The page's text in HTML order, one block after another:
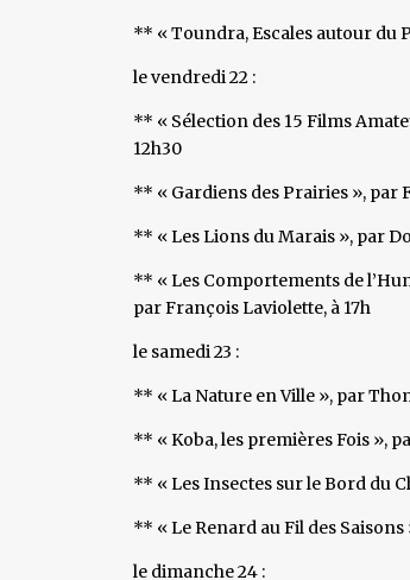
** « Toundra, Escales autour du
le vendredi 22 :
** « Sélection des 15 Films
12h30
** « Gardiens des Prairies », par
** « Les Lions du Marais », par
** « Les Comportements de
par François Laviolette, à 17h
le samedi 23 :
** « La Nature en Ville », par
** « Koba, les premières Fois »,
** « Les Insectes sur le Bord du
** « Le Renard au Fil des
le dimanche 24 :